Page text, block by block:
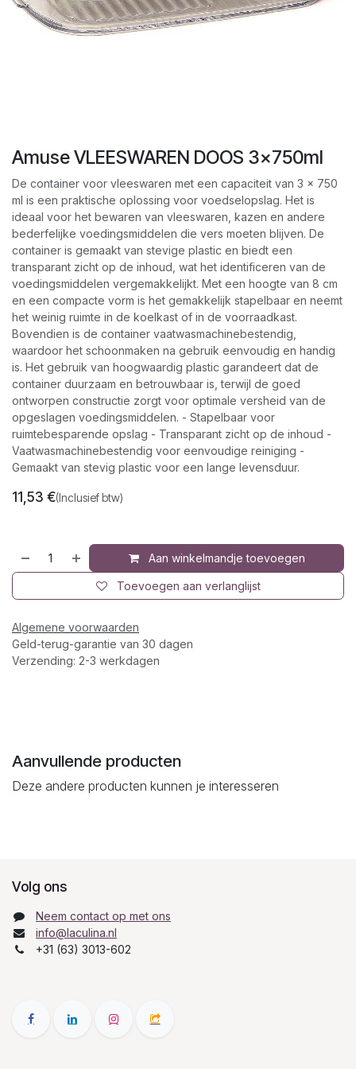
Amuse VLEESWAREN DOOS 3x750ml
De container voor vleeswaren met een capaciteit van 3 x 750
ml is een praktische oplossing voor voedselopslag. Het is
ideaal voor het bewaren van vleeswaren, kazen en andere
bederfelijke voedingsmiddelen die vers moeten blijven. De
container is gemaakt van stevige plastic en biedt een
transparant zicht op de inhoud, wat het identificeren van de
voedingsmiddelen vergemakkelijkt. Met een hoogte van 8 cm
en een compacte vorm is het gemakkelijk stapelbaar en neemt
het weinig ruimte in de koelkast of in de voorraadkast.
Bovendien is de container vaatwasmachinebestendig,
waardoor het schoonmaken na gebruik eenvoudig en handig
is. Het gebruik van hoogwaardig plastic garandeert dat de
container duurzaam en betrouwbaar is, terwijl de goed
ontworpen constructie zorgt voor optimale versheid van de
opgeslagen voedingsmiddelen. - Stapelbaar voor
ruimtebesparende opslag - Transparant zicht op de inhoud -
Vaatwasmachinebestendig voor eenvoudige reiniging -
Gemaakt van stevig plastic voor een lange levensduur.
11,53 €(Inclusief btw)
Aan winkelmandje toevoegen
Toevoegen aan verlanglijst
Algemene voorwaarden
Geld-terug-garantie van 30 dagen
Verzending: 2-3 werkdagen
Aanvullende producten
Deze andere producten kunnen je interesseren
Volg ons
Neem contact op met ons
info@laculina.nl
+31 (63) 3013-602